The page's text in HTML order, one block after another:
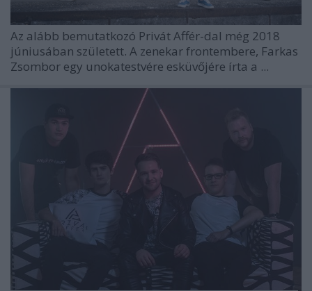
Az alább bemutatkozó Privát Affér-dal még 2018
júniusában született. A zenekar frontembere, Farkas
Zsombor egy unokatestvére esküvőjére írta a ...